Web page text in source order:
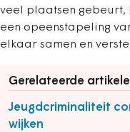
veel plaatsen
een opeenstapeling
elkaar samen en
Gerelateerde
Jeugdcriminaliteit
wijken